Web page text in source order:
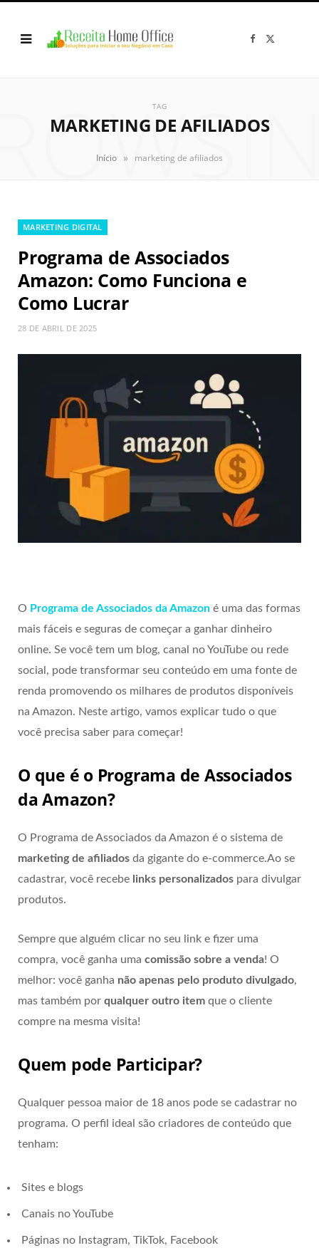
F
TAG
MARKETING DE AFILIADOS
Início » marketing de afiliados
MARKETING DIGITAL
Programa de Associados
Amazon: Como Funciona e
Como Lucrar
28 DE ABRIL DE 2025
O Programa de Associados da Amazon é uma das formas
mais fáceis e seguras de começar a ganhar dinheiro
online. Se você tem um blog, canal no YouTube ou rede
social, pode transformar seu conteúdo em uma fonte de
renda promovendo os milhares de produtos disponíveis
na Amazon. Neste artigo, vamos explicar tudo o que
você precisa saber para começar!
O que é o Programa de Associados
da Amazon?
O Programa de Associados da Amazon é o sistema de
marketing de afiliados da gigante do e-commerce.Ao se
cadastrar, você recebe links personalizados para divulgar
produtos.
Sempre que alguém clicar no seu link e fizer uma
compra, você ganha uma comissão sobre a venda! O
melhor: você ganha não apenas pelo produto divulgado,
mas também por qualquer outro item que o cliente
compre na mesma visita!
Quem pode Participar?
Qualquer pessoa maior de 18 anos pode se cadastrar no
programa. O perfil ideal são criadores de conteúdo que
tenham:
Sites e blogs
Canais no YouTube
Páginas no Instagram, TikTok, Facebook